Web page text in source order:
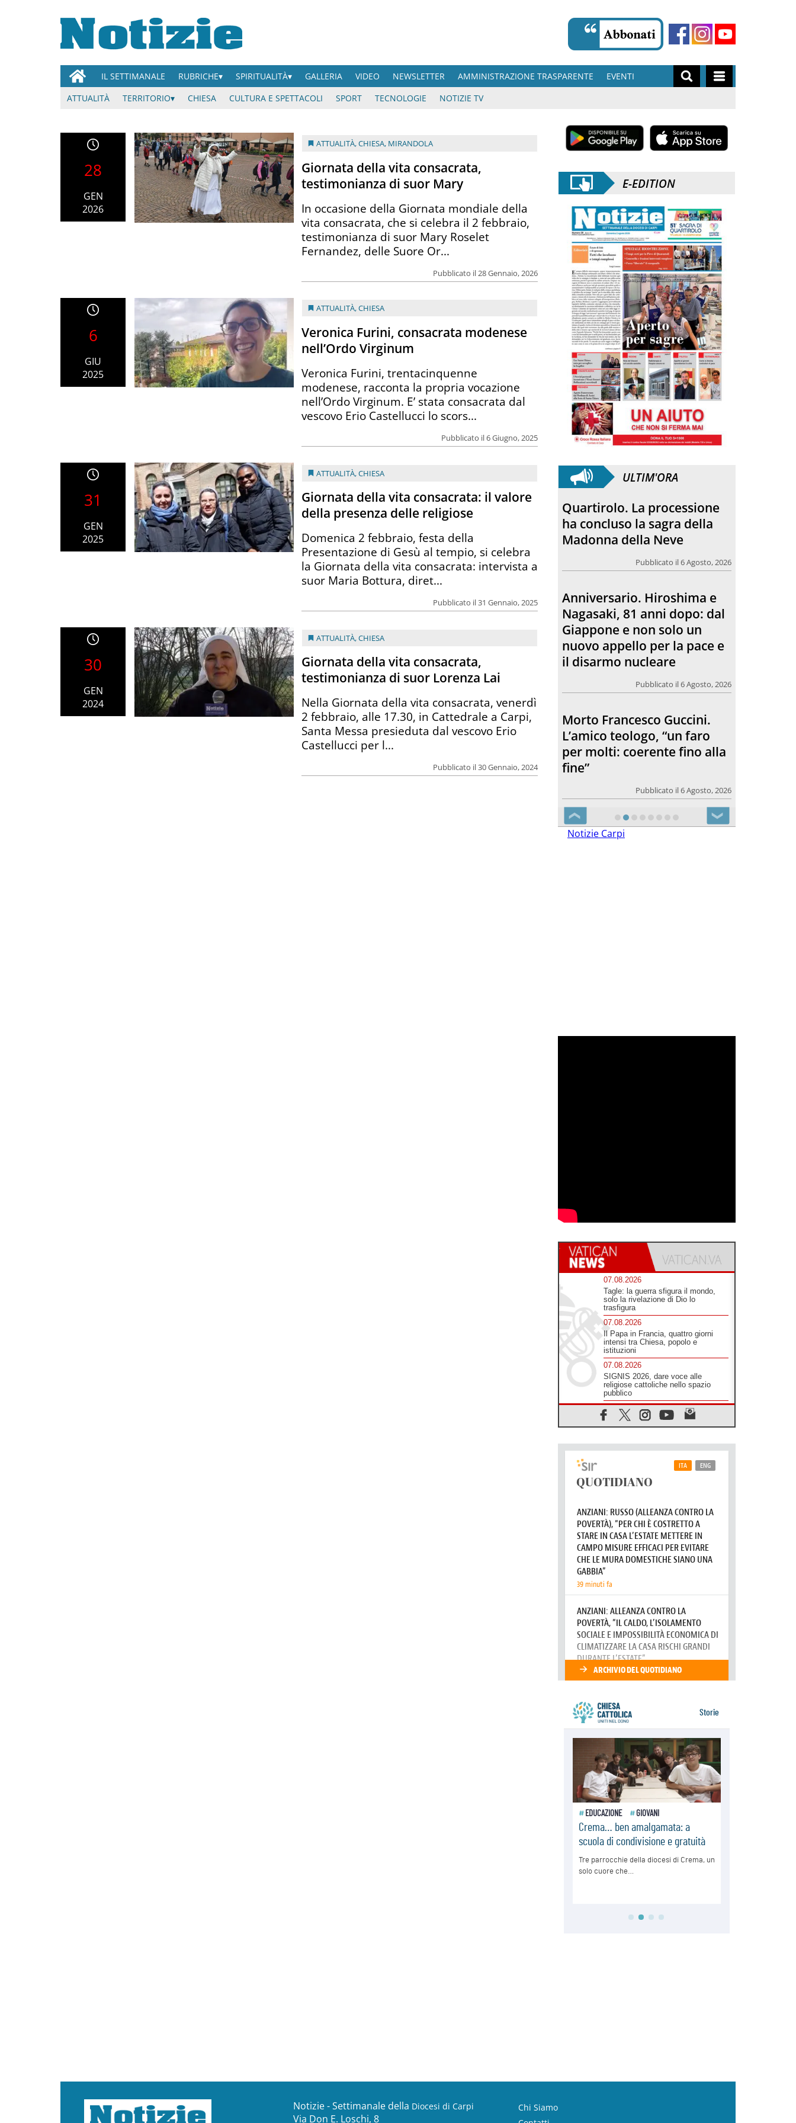
IL SETTIMANALE RUBRICHE SPIRITUALITÀ GALLERIA VIDEO NEWSLETTER AMMINISTRAZIONE TRASPARENTE
EVENTI
ATTUALITÀ
TERRITORIO CHIESA CULTURA E SPETTACOLI SPORT TECNOLOGIE NOTIZIE TV
28
GEN
2026
ATTUALITÀ,CHIESA, MIRANDOLA
Giornata della vita consacrata,
testimonianza di suor Mary
Pubblicato il 28 Gennaio, 2026
In occasione della Giornata mondiale della
vita consacrata, che si celebra il 2 febbraio,
testimonianza di suor Mary Roselet
Fernandez, delle Suore Or...
6
GIU
2025
ATTUALITÀ,CHIESA
Veronica Furini, consacrata modenese
nell’Ordo Virginum
Pubblicato il 6 Giugno, 2025
Veronica Furini, trentacinquenne
modenese, racconta la propria vocazione
nell’Ordo Virginum. E’ stata consacrata dal
vescovo Erio Castellucci lo scors...
31
GEN
2025
ATTUALITÀ,CHIESA
Giornata della vita consacrata: il valore
della presenza delle religiose
Pubblicato il 31 Gennaio, 2025
Domenica 2 febbraio, festa della
Presentazione di Gesù al tempio, si celebra
la Giornata della vita consacrata: intervista a
suor Maria Bottura, diret...
30
GEN
2024
ATTUALITÀ,CHIESA
Giornata della vita consacrata,
testimonianza di suor Lorenza Lai
Pubblicato il 30 Gennaio, 2024
Nella Giornata della vita consacrata, venerdì
2 febbraio, alle 17.30, in Cattedrale a Carpi,
Santa Messa presieduta dal vescovo Erio
Castellucci per l...
E-EDITION
ULTIM'ORA
Quartirolo. La processione
ha concluso la sagra della
Madonna della Neve
Pubblicato il 6 Agosto, 2026
Anniversario. Hiroshima e
Nagasaki, 81 anni dopo: dal
Giappone e non solo un
nuovo appello per la pace e
il disarmo nucleare
Pubblicato il 6 Agosto, 2026
Morto Francesco Guccini.
L’amico teologo, “un faro
per molti: coerente fino alla
fine”
Pubblicato il 6 Agosto, 2026
❮ ❯
Notizie Carpi
07.08.2026
Tagle: la guerra sfigura il mondo,
solo la rivelazione di Dio lo
trasfigura
07.08.2026
Il Papa in Francia, quattro giorni
intensi tra Chiesa, popolo e
istituzioni
07.08.2026
SIGNIS 2026, dare voce alle
religiose cattoliche nello spazio
pubblico
07.08.2026
Honduras, gli sfollati invisibili di una
crisi dimenticata
07.08.2026
Parolin conclude il viaggio in
Messico: "La pace inizia con
l'empatia per il dolore altrui"
07.08.2026
Paese
07.08.2026
Gaza, la strage dei bambini non si
ferma: 300 morti in 300 giorni
07.08.2026
Libano e Israele
06.08.2026
Il responsabile del "Go! Franciscan
Youth Meeting": da Assisi uno
sguardo nuovo
06.08.2026
In un minuto la visita di Papa Leone
XIV ad Assisi
Notizie - Settimanale della Diocesi di Carpi
Via Don E. Loschi, 8
Chi Siamo